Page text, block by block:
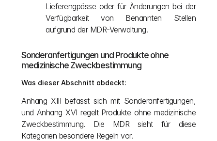
Lieferengpässe oder für Änderungen bei der
Verfügbarkeit von Benannten Stellen
aufgrund der MDR-Verwaltung.
Sonderanfertigungen und Produkte ohne
medizinische Zweckbestimmung
Was dieser Abschnitt abdeckt:
Anhang XIII befasst sich mit Sonderanfertigungen,
und Anhang XVI regelt Produkte ohne medizinische
Zweckbestimmung. Die MDR sieht für diese
Kategorien besondere Regeln vor.